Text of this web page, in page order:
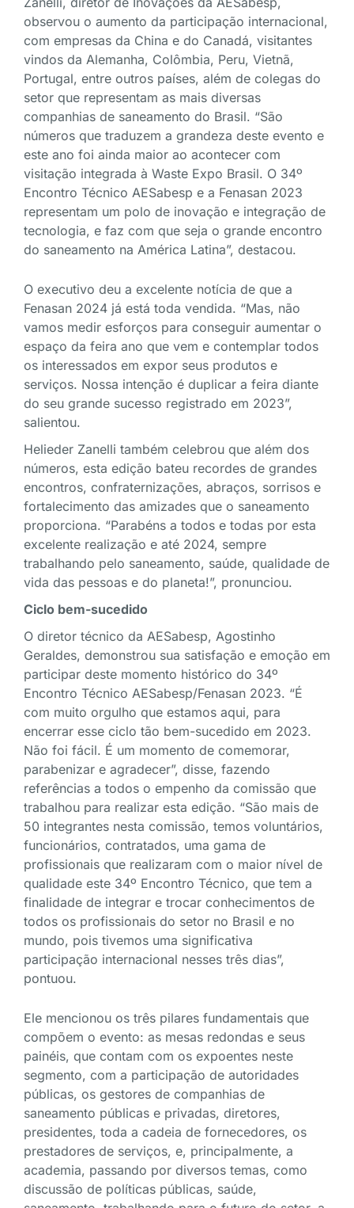
observou o aumento da participação internacional,
com empresas da China e do Canadá, visitantes
vindos da Alemanha, Colômbia, Peru, Vietnã,
Portugal, entre outros países, além de colegas do
setor que representam as mais diversas
companhias de saneamento do Brasil. “São
números que traduzem a grandeza deste evento e
este ano foi ainda maior ao acontecer com
visitação integrada à Waste Expo Brasil. O 34º
Encontro Técnico AESabesp e a Fenasan 2023
representam um polo de inovação e integração de
tecnologia, e faz com que seja o grande encontro
do saneamento na América Latina”, destacou.
O executivo deu a excelente notícia de que a
Fenasan 2024 já está toda vendida. “Mas, não
vamos medir esforços para conseguir aumentar o
espaço da feira ano que vem e contemplar todos
os interessados em expor seus produtos e
serviços. Nossa intenção é duplicar a feira diante
do seu grande sucesso registrado em 2023”,
salientou.
Helieder Zanelli também celebrou que além dos
números, esta edição bateu recordes de grandes
encontros, confraternizações, abraços, sorrisos e
fortalecimento das amizades que o saneamento
proporciona. “Parabéns a todos e todas por esta
excelente realização e até 2024, sempre
trabalhando pelo saneamento, saúde, qualidade de
vida das pessoas e do planeta!”, pronunciou.
Ciclo bem-sucedido
O diretor técnico da AESabesp, Agostinho
Geraldes, demonstrou sua satisfação e emoção em
participar deste momento histórico do 34º
Encontro Técnico AESabesp/Fenasan 2023. “É
com muito orgulho que estamos aqui, para
encerrar esse ciclo tão bem-sucedido em 2023.
Não foi fácil. É um momento de comemorar,
parabenizar e agradecer”, disse, fazendo
referências a todos o empenho da comissão que
trabalhou para realizar esta edição. “São mais de
50 integrantes nesta comissão, temos voluntários,
funcionários, contratados, uma gama de
profissionais que realizaram com o maior nível de
qualidade este 34º Encontro Técnico, que tem a
finalidade de integrar e trocar conhecimentos de
todos os profissionais do setor no Brasil e no
mundo, pois tivemos uma significativa
participação internacional nesses três dias”,
pontuou.
Ele mencionou os três pilares fundamentais que
compõem o evento: as mesas redondas e seus
painéis, que contam com os expoentes neste
segmento, com a participação de autoridades
públicas, os gestores de companhias de
saneamento públicas e privadas, diretores,
presidentes, toda a cadeia de fornecedores, os
prestadores de serviços, e, principalmente, a
academia, passando por diversos temas, como
discussão de políticas públicas, saúde,